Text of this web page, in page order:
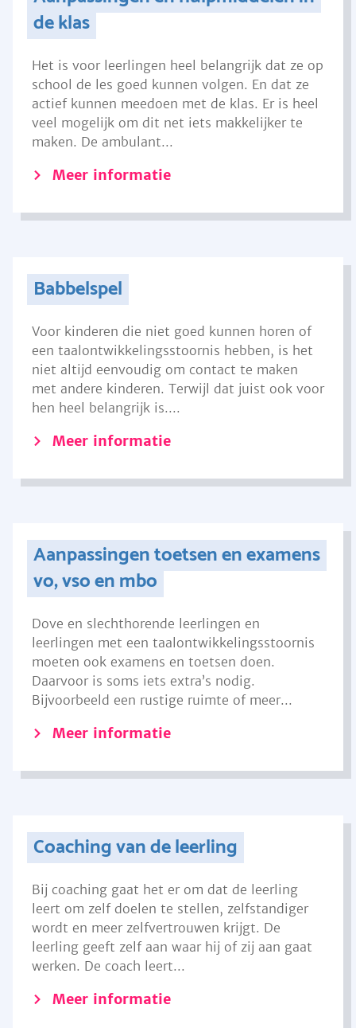
de klas
Het is voor leerlingen heel belangrijk dat ze op
school de les goed kunnen volgen. En dat ze
actief kunnen meedoen met de klas. Er is heel
veel mogelijk om dit net iets makkelijker te
maken. De ambulant...
Meer informatie
Babbelspel
Voor kinderen die niet goed kunnen horen of
een taalontwikkelingsstoornis hebben, is het
niet altijd eenvoudig om contact te maken
met andere kinderen. Terwijl dat juist ook voor
hen heel belangrijk is....
Meer informatie
Aanpassingen toetsen en examens
vo, vso en mbo
Dove en slechthorende leerlingen en
leerlingen met een taalontwikkelingsstoornis
moeten ook examens en toetsen doen.
Daarvoor is soms iets extra’s nodig.
Bijvoorbeeld een rustige ruimte of meer...
Meer informatie
Coaching van de leerling
Bij coaching gaat het er om dat de leerling
leert om zelf doelen te stellen, zelfstandiger
wordt en meer zelfvertrouwen krijgt. De
leerling geeft zelf aan waar hij of zij aan gaat
werken. De coach leert...
Meer informatie